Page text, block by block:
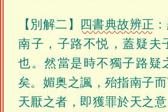
【別解二】 四書典故辨正
南子，子路不悦，蓋疑夫
也。然當是時不獨子路疑
矣。媚奥之諷，殆指南子
天厭之者，即獲罪於天之